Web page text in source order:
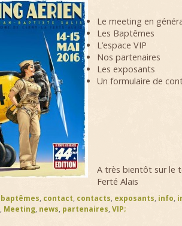
Le meeting en
Les Baptêmes
L’espace VIP
Nos partenaires
Les exposants
Un formulaire de
A très bientôt sur le
Ferté Alais
baptêmes, contact, contacts, exposants, info,
, Meeting, news, partenaires, VIP;